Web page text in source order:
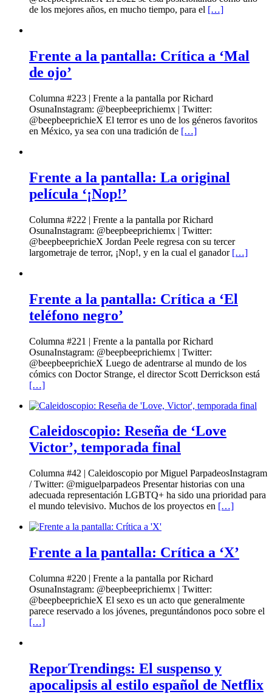
de los mejores años, en mucho tiempo, para el […]
Frente a la pantalla: Crítica a ‘Mal
de ojo’
Columna #223 | Frente a la pantalla por Richard
OsunaInstagram: @beepbeeprichiemx | Twitter:
@beepbeeprichieX El terror es uno de los géneros favoritos
en México, ya sea con una tradición de […]
Frente a la pantalla: La original
película ‘¡Nop!’
Columna #222 | Frente a la pantalla por Richard
OsunaInstagram: @beepbeeprichiemx | Twitter:
@beepbeeprichieX Jordan Peele regresa con su tercer
largometraje de terror, ¡Nop!, y en la cual el ganador […]
Frente a la pantalla: Crítica a ‘El
teléfono negro’
Columna #221 | Frente a la pantalla por Richard
OsunaInstagram: @beepbeeprichiemx | Twitter:
@beepbeeprichieX Luego de adentrarse al mundo de los
cómics con Doctor Strange, el director Scott Derrickson está
[…]
Caleidoscopio: Reseña de ‘Love
Victor’, temporada final
Columna #42 | Caleidoscopio por Miguel ParpadeosInstagram
/ Twitter: @miguelparpadeos Presentar historias con una
adecuada representación LGBTQ+ ha sido una prioridad para
el mundo televisivo. Muchos de los proyectos en […]
Frente a la pantalla: Crítica a ‘X’
Columna #220 | Frente a la pantalla por Richard
OsunaInstagram: @beepbeeprichiemx | Twitter:
@beepbeeprichieX El sexo es un acto que generalmente
parece reservado a los jóvenes, preguntándonos poco sobre el
[…]
ReporTrendings: El suspenso y
apocalipsis al estilo español de Netflix